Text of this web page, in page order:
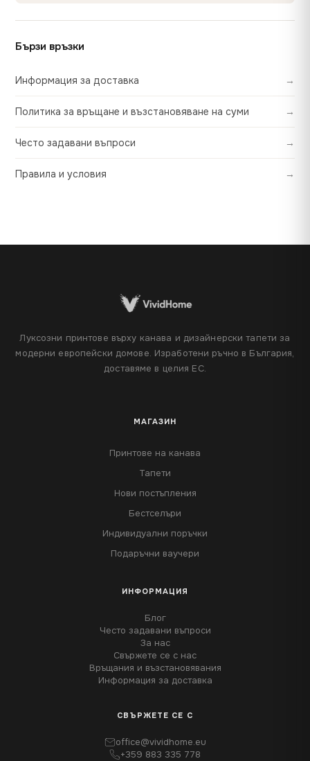
Бързи връзки
Информация за доставка →
Политика за връщане и възстановяване на суми →
Често задавани въпроси →
Правила и условия →
Луксозни принтове върху канава и дизайнерски тапети за
модерни европейски домове. Изработени ръчно в България,
доставяме в целия ЕС.
МАГАЗИН
Принтове на канава
Тапети
Нови постъпления
Бестселъри
Индивидуални поръчки
Подаръчни ваучери
ИНФОРМАЦИЯ
Блог
Често задавани въпроси
За нас
Свържете се с нас
Връщания и възстановявания
Информация за доставка
СВЪРЖЕТЕ СЕ С
office@vividhome.eu
+359 883 335 778